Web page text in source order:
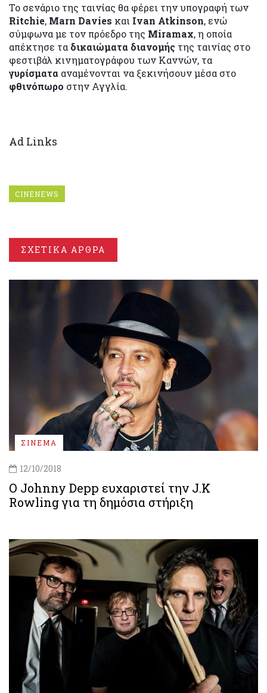
To σενάριο της ταινίας θα φέρει την υπογραφή των
Ritchie, Marn Davies και Ivan Atkinson, ενώ
σύμφωνα με τον πρόεδρο της Miramax, η οποία
απέκτησε τα δικαιώματα διανομής της ταινίας στο
φεστιβάλ κινηματογράφου των Καννών, τα
γυρίσματα αναμένονται να ξεκινήσουν μέσα στο
φθινόπωρο στην Αγγλία.
Ad Links
CINENEWS
ΣΧΕΤΙΚΑ ΑΡΘΡΑ
ΣΙΝΕΜΑ
12/10/2018
Ο Johnny Depp ευχαριστεί την J.K
Rowling για τη δημόσια στήριξη